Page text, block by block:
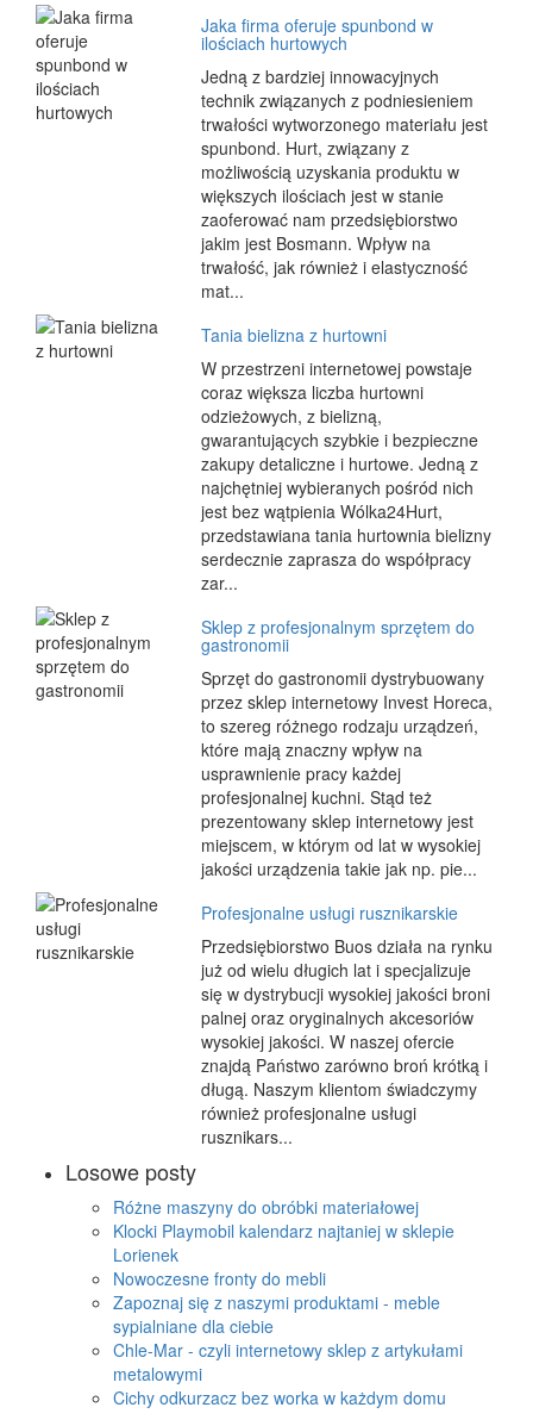
Jaka firma oferuje spunbond w
ilościach hurtowych
Jedną z bardziej innowacyjnych
technik związanych z podniesieniem
trwałości wytworzonego materiału jest
spunbond. Hurt, związany z
możliwością uzyskania produktu w
większych ilościach jest w stanie
zaoferować nam przedsiębiorstwo
jakim jest Bosmann. Wpływ na
trwałość, jak również i elastyczność
mat...
Tania bielizna z hurtowni
W przestrzeni internetowej powstaje
coraz większa liczba hurtowni
odzieżowych, z bielizną,
gwarantujących szybkie i bezpieczne
zakupy detaliczne i hurtowe. Jedną z
najchętniej wybieranych pośród nich
jest bez wątpienia Wólka24Hurt,
przedstawiana tania hurtownia bielizny
serdecznie zaprasza do współpracy
zar...
Sklep z profesjonalnym sprzętem do
gastronomii
Sprzęt do gastronomii dystrybuowany
przez sklep internetowy Invest Horeca,
to szereg różnego rodzaju urządzeń,
które mają znaczny wpływ na
usprawnienie pracy każdej
profesjonalnej kuchni. Stąd też
prezentowany sklep internetowy jest
miejscem, w którym od lat w wysokiej
jakości urządzenia takie jak np. pie...
Profesjonalne usługi rusznikarskie
Przedsiębiorstwo Buos działa na rynku
już od wielu długich lat i specjalizuje
się w dystrybucji wysokiej jakości broni
palnej oraz oryginalnych akcesoriów
wysokiej jakości. W naszej ofercie
znajdą Państwo zarówno broń krótką i
długą. Naszym klientom świadczymy
również profesjonalne usługi
rusznikars...
Losowe posty
Różne maszyny do obróbki materiałowej
Klocki Playmobil kalendarz najtaniej w sklepie
Lorienek
Nowoczesne fronty do mebli
Zapoznaj się z naszymi produktami - meble
sypialniane dla ciebie
Chle-Mar - czyli internetowy sklep z artykułami
metalowymi
Cichy odkurzacz bez worka w każdym domu